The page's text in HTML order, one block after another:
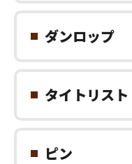
ダンロップ
タイトリスト
ピン